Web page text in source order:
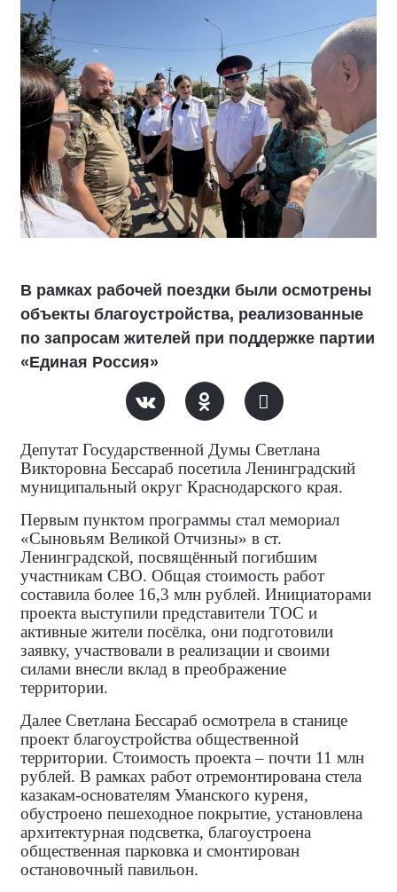
В рамках рабочей поездки были осмотрены
объекты благоустройства, реализованные
по запросам жителей при поддержке партии
«Единая Россия»
Депутат Государственной Думы Светлана
Викторовна Бессараб посетила Ленинградский
муниципальный округ Краснодарского края.
Первым пунктом программы стал мемориал
«Сыновьям Великой Отчизны» в ст.
Ленинградской, посвящённый погибшим
участникам СВО. Общая стоимость работ
составила более 16,3 млн рублей. Инициаторами
проекта выступили представители ТОС и
активные жители посёлка, они подготовили
заявку, участвовали в реализации и своими
силами внесли вклад в преображение
территории.
Далее Светлана Бессараб осмотрела в станице
проект благоустройства общественной
территории. Стоимость проекта – почти 11 млн
рублей. В рамках работ отремонтирована стела
казакам‑основателям Уманского куреня,
обустроено пешеходное покрытие, установлена
архитектурная подсветка, благоустроена
общественная парковка и смонтирован
остановочный павильон.